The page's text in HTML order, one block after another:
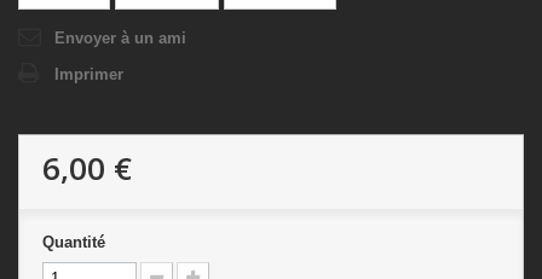
Envoyer à un ami
Imprimer
6,00 €
Quantité